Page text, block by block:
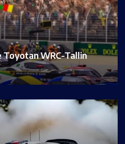
Toyotan WRC-Tallin